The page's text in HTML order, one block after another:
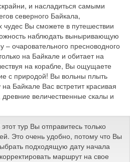
и насладиться самыми
северного Байкала,
чудес Вы сможете в путешествии
наблюдать выныривающую
– очаровательного пресноводного
на Байкале и обитает на
на корабле, Вы ощущаете
с природой! Вы вольны плыть
Байкале Вас встретит красивая
величественные скалы и
тур Вы отправитесь только
Это очень удобно, потому что Вы
подходящую дату начала
маршрут на свое